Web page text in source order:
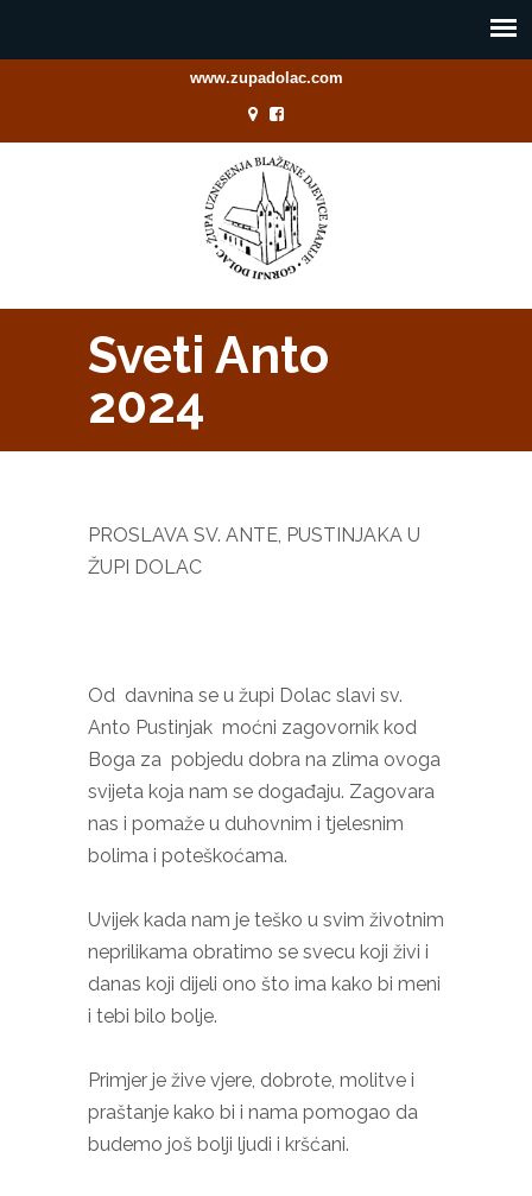
www.zupadolac.com
Sveti Anto
2024
PROSLAVA SV. ANTE, PUSTINJAKA U
ŽUPI DOLAC
Od davnina se u župi Dolac slavi sv.
Anto Pustinjak moćni zagovornik kod
Boga za pobjedu dobra na zlima ovoga
svijeta koja nam se događaju. Zagovara
nas i pomaže u duhovnim i tjelesnim
bolima i poteškoćama.
Uvijek kada nam je teško u svim životnim
neprilikama obratimo se svecu koji živi i
danas koji dijeli ono što ima kako bi meni
i tebi bilo bolje.
Primjer je žive vjere, dobrote, molitve i
praštanje kako bi i nama pomogao da
budemo još bolji ljudi i kršćani.